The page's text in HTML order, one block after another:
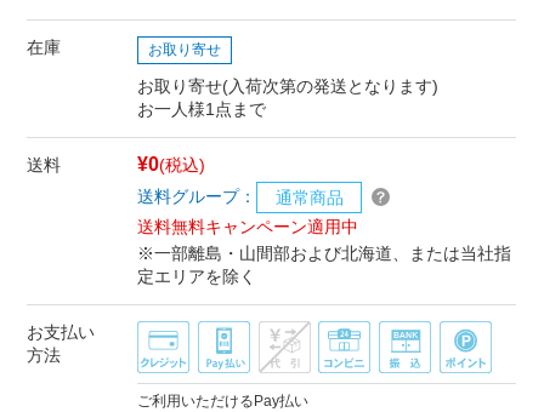
在庫 お取り寄せ
お取り寄せ(入荷次第の発送となります)
お一人様1点まで
送料 ¥0(税込)
送料グループ：
通常商品
送料無料キャンペーン適用中
※一部離島・山間部および北海道、または当社指
定エリアを除く
お支払い
方法
ご利用いただけるPay払い